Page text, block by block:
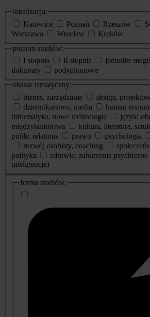
lokalizacja:
Katowice
Poznań Rzeszów
Warszawa
Wrocław
Kraków
poziom studiów:
I stopnia
II stopnia
jednolite
doktoraty
podyplomowe
obszar tematyczny:
biznes, zarządzanie
design,
dziennikarstwo, media
human
informatyka, nowe technologie
języki
międzykulturowa
kultura, literatura,
public relations
prawo psychologia
rozwój osobisty, coaching
polityka
zdrowie, zaburzenia psychiczne
inteligencja)
dodatkowe
informacje
forma studiów: